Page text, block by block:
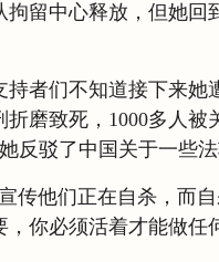
拘留中心释放，但她回
持者们不知道接下来她
磨致死，1000多人被
反驳了中国关于一些
传他们正在自杀，而
，你必须活着才能做任